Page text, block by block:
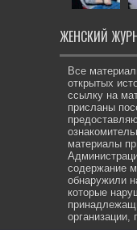
ЖЕНСКИЙ
Все
открытых
ссылку на
присланы
материалы
содержание
обнаружили
которые
организации,